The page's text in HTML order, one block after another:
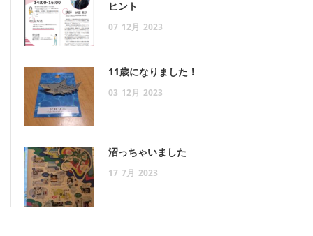
ヒント
07 12月 2023
11歳になりました！
03 12月 2023
沼っちゃいました
17 7月 2023